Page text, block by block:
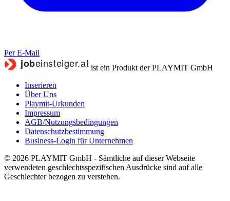
Per E-Mail
ist ein Produkt der PLAYMIT GmbH
Inserieren
Über Uns
Playmit-Urkunden
Impressum
AGB/Nutzungsbedingungen
Datenschutzbestimmung
Business-Login für Unternehmen
© 2026 PLAYMIT GmbH - Sämtliche auf dieser Webseite
verwendeten geschlechtsspezifischen Ausdrücke sind auf alle
Geschlechter bezogen zu verstehen.